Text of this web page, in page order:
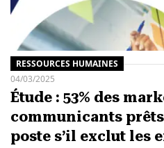
RESSOURCES HUMAINES
04/03/2025
Étude : 53% des
communicants
poste s’il exclut les